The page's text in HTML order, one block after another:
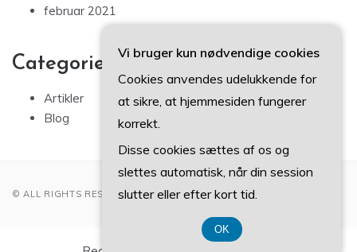
februar 2021
Categories
Artikler
Blog
© ALL RIGHTS RESERVED 2022
Vi bruger kun nødvendige cookies
Cookies anvendes udelukkende for
at sikre, at hjemmesiden fungerer
korrekt.
Disse cookies sættes af os og
slettes automatisk, når din session
slutter eller efter kort tid.
OK